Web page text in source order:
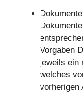
Vorgaben
jeweils ein
welches
vorherigen